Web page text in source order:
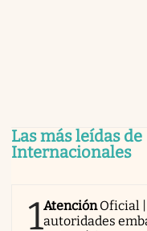
Las más leídas de
Internacionales
1AtenciónOficial
autoridades